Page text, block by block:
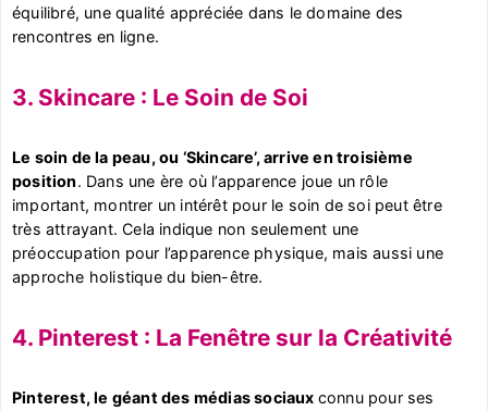
équilibré, une qualité appréciée dans le domaine des
rencontres en ligne.
3. Skincare : Le Soin de Soi
Le soin de la peau, ou ‘Skincare’, arrive en troisième
position. Dans une ère où l’apparence joue un rôle
important, montrer un intérêt pour le soin de soi peut être
très attrayant. Cela indique non seulement une
préoccupation pour l’apparence physique, mais aussi une
approche holistique du bien-être.
4. Pinterest : La Fenêtre sur la Créativité
Pinterest, le géant des médias sociaux connu pour ses